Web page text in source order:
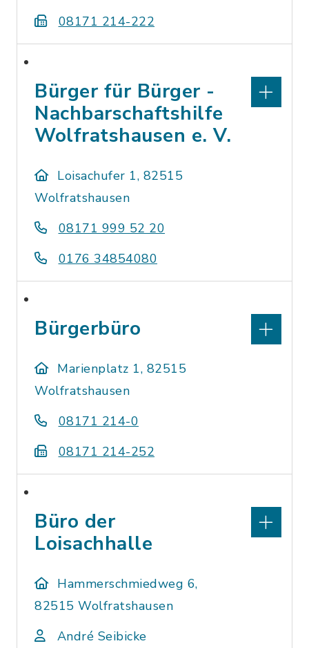
08171 214-222
Bürger für Bürger -
Nachbarschaftshilfe
Wolfratshausen e. V.
Loisachufer 1, 82515
Wolfratshausen
08171 999 52 20
0176 34854080
Bürgerbüro
Marienplatz 1, 82515
Wolfratshausen
08171 214-0
08171 214-252
Büro der
Loisachhalle
Hammerschmiedweg 6,
82515 Wolfratshausen
André Seibicke